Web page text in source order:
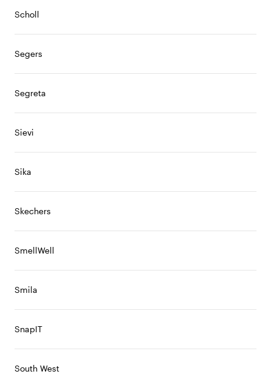
Scholl
Segers
Segreta
Sievi
Sika
Skechers
SmellWell
Smila
SnapIT
South West